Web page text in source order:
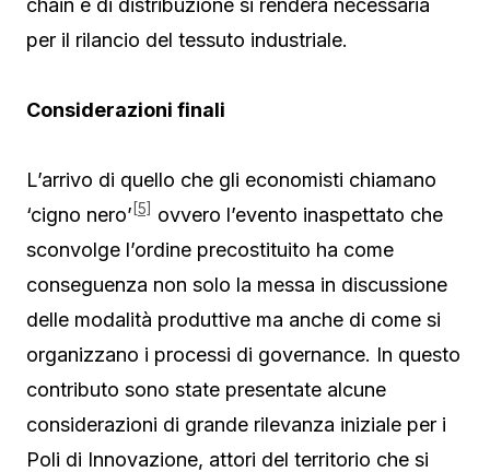
per il rilancio del tessuto industriale.
Considerazioni finali
L’arrivo di quello che gli economisti chiamano
‘cigno nero’ [5]
ovvero l’evento inaspettato che
sconvolge l’ordine precostituito ha come
conseguenza non solo la messa in discussione
delle modalità produttive ma anche di come si
organizzano i processi di governance. In questo
contributo sono state presentate alcune
considerazioni di grande rilevanza iniziale per i
Poli di Innovazione, attori del territorio che si